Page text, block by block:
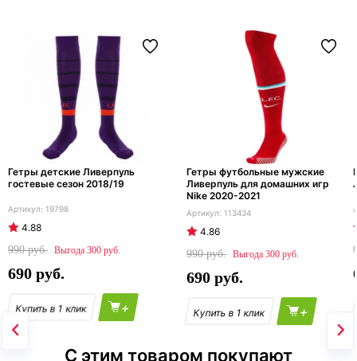
Гетры детские Ливерпуль
гостевые сезон 2018/19
19798
4.88
990
300
690
+
Гетры футбольные мужские
Ливерпуль для домашних игр
Nike 2020-2021
113434
4.86
990
300
690
+
С этим товаром покупают